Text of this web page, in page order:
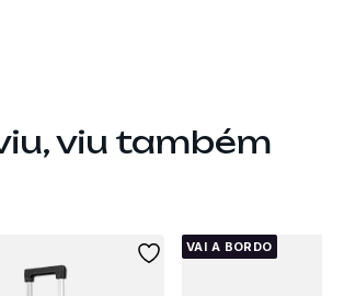
viu também
VAI A BORDO